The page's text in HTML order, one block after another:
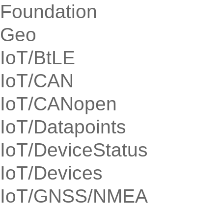
Foundation
Geo
IoT/BtLE
IoT/CAN
IoT/CANopen
IoT/Datapoints
IoT/DeviceStatus
IoT/Devices
IoT/GNSS/NMEA